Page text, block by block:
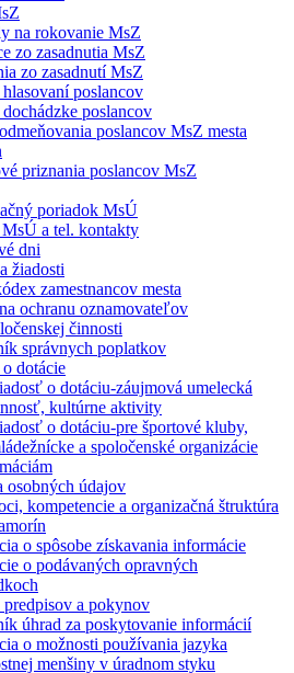
na rokovanie MsZ
zo zasadnutia MsZ
zo zasadnutí MsZ
poslancov
poslancov
poslancov MsZ mesta
priznania poslancov MsZ
poriadok MsÚ
a tel. kontakty
dni
žiadosti
zamestnancov mesta
ochranu oznamovateľov
činnosti
správnych poplatkov
dotácie
o dotáciu-záujmová umelecká
kultúrne aktivity
o dotáciu-pre športové kluby,
a spoločenské organizácie
osobných údajov
kompetencie a organizačná štruktúra
o spôsobe získavania informácie
o podávaných opravných
a pokynov
úhrad za poskytovanie informácií
o možnosti používania jazyka
menšiny v úradnom styku